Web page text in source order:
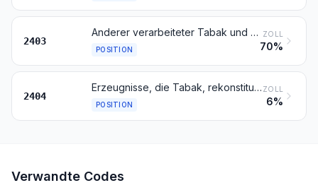
2403
Anderer verarbeiteter Tabak und andere verarbeitete Tabakersatzstoffe; „homogenisierter“ oder „rekonstituierter“ Tabak; Tabakauszüge und Tabaksoßen
POSITION
ZOLL
70%
2404
Erzeugnisse, die Tabak, rekonstituierten Tabak, Nikotin oder Tabak- oder Nikotinersatzstoffe enthalten und zur Inhalation ohne Verbrennung bestimmt sind; andere nikotinhaltige Erzeugnisse, die zur Nikotinaufnahme in den menschlichen Körper bestimmt sind
POSITION
ZOLL
6%
Verwandte Codes